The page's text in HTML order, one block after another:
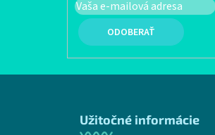
PRIHLÁSIŤ SA
Užitočné informácie